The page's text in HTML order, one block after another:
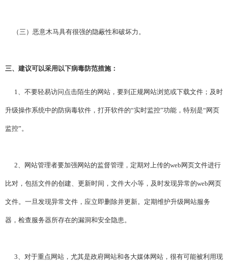
（三）恶意木马具有很强的隐蔽性和破坏力。
三、建议可以采用以下病毒防范措施：
1、 不要轻易访问点击陌生的网站，要到正规网站浏览或下载文件；及时
升级操作系统中的防病毒软件，打开软件的“实时监控”功能，特别是“网页
监控”。
2、网站管理者要加强网站的监督管理，定期对上传的web网页文件进行
比对，包括文件的创建、更新时间，文件大小等，及时发现异常的web网页
文件。一旦发现异常文件，应立即删除并更新。定期维护升级网站服务
器，检查服务器所存在的漏洞和安全隐患。
3、对于重点网站，尤其是政府网站和各大媒体网站，很有可能被利用现